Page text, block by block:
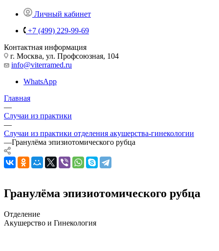
Личный кабинет
+7 (499) 229-99-69
Контактная информация
г. Москва, ул. Профсоюзная, 104
info@viterramed.ru
WhatsApp
Главная
—
Случаи из практики
—
Случаи из практики отделения акушерства-гинекологии
—Гранулёма эпизиотомического рубца
Гранулёма эпизиотомического рубца
Отделение
Акушерство и Гинекология